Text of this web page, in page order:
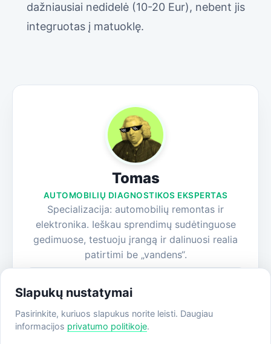
dažniausiai nedidelė (10-20 Eur), nebent jis
integruotas į matuoklę.
Tomas
AUTOMOBILIŲ DIAGNOSTIKOS EKSPERTAS
Specializacija: automobilių remontas ir
elektronika. Ieškau sprendimų sudėtinguose
gedimuose, testuoju įrangą ir dalinuosi realia
patirtimi be „vandens“.
Apie autorių
Slapukų nustatymai
Pasirinkite, kuriuos slapukus norite leisti. Daugiau
informacijos privatumo politikoje.